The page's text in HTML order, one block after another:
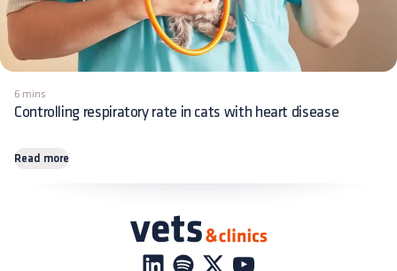
6 mins
Controlling respiratory rate in cats with heart disease
Read more